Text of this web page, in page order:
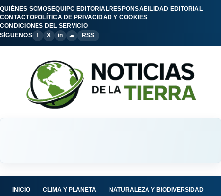
QUIÉNES SOMOSEQUIPO EDITORIALRESPONSABILIDAD EDITORIAL
CONTACTOPOLÍTICA DE PRIVACIDAD Y COOKIES
CONDICIONES DEL SERVICIO
SÍGUENOS
f X in ☁ RSS
INICIO CLIMA Y PLANETA NATURALEZA Y BIODIVERSIDAD